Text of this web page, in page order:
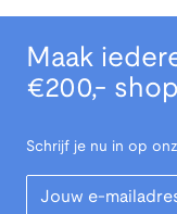
Maak
€200,-
Schrijf je nu in op
Your Email